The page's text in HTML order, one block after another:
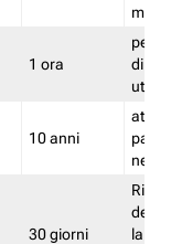
1 ora
di un
10 anni
attiva
30 giorni
la